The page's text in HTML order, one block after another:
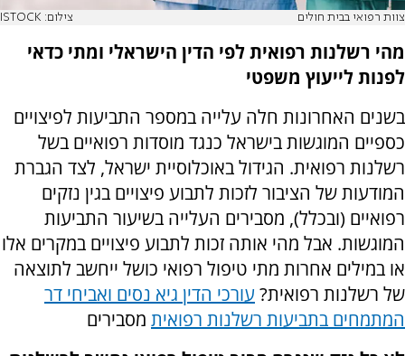
צוות רפואי בבית חולים צילום: ISTOCK
מהי רשלנות רפואית לפי הדין הישראלי ומתי כדאי
לפנות לייעוץ משפטי
בשנים האחרונות חלה עלייה במספר התביעות לפיצויים
כספיים המוגשות בישראל כנגד מוסדות רפואיים בשל
רשלנות רפואית. הגידול באוכלוסיית ישראל, לצד הגברת
המודעות של הציבור לזכות לתבוע פיצויים בגין נזקים
רפואיים (ובכלל), מסבירים העלייה בשיעור התביעות
המוגשות. אבל מהי אותה זכות לתבוע פיצויים במקרים אלו
או במילים אחרות מתי טיפול רפואי כושל ייחשב לתוצאה
של רשלנות רפואית? עורכי הדין גיא נסים ואביחי דר
המתמחים בתביעות רשלנות רפואית מסבירים